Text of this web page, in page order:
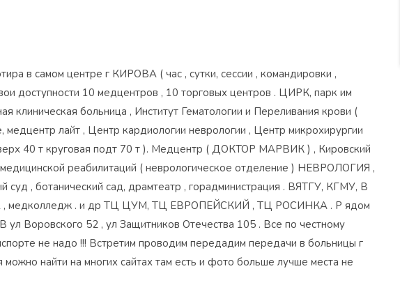
в самом центре г КИРОВА ( час , сутки, сессии , командировки ,
доступности 10 медцентров , 10 торговых центров . ЦИРК, парк им
клиническая больница , Институт Гематологии и Переливания крови (
лайт , Центр кардиологии неврологии , Центр микрохирургии
40 т круговая подт 70 т ). Медцентр ( ДОКТОР МАРВИК ) , Кировский
медицинской реабилитаций ( неврологическое отделение ) НЕВРОЛОГИЯ ,
суд , ботанический сад, драмтеатр , горадминистрация . ВЯТГУ, КГМУ, В
медколледж . и др ТЦ ЦУМ, ТЦ ЕВРОПЕЙСКИЙ , ТЦ РОСИНКА . Р ядом
Воровского 52 , ул Защитников Отечества 105 . Все по честному
не надо !!! Встретим проводим передадим передачи в больницы г
найти на многих сайтах там есть и фото больше лучше места не